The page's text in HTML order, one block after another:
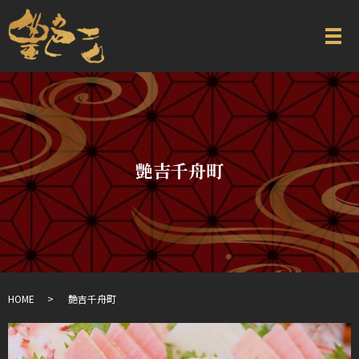
艶吉千舟町
HOME 艶吉千舟町